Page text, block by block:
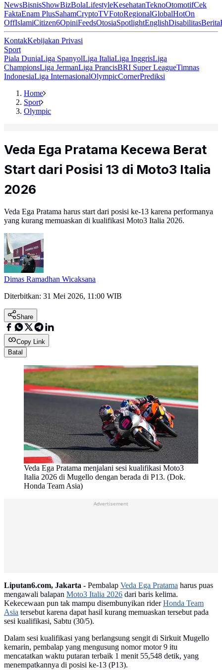
NewsBisnisShowBizBolaLifestyleKesehatanTeknoOtomotifCek
FaktaEnam PlusSahamCryptoTVFotoRegionalGlobalHotOn
OffIslamiCitizen6OpiniFeedsOtosiaSpotlightEnglishDisabilitasBerita
KontakKebijakan Privasi
Sport
Piala DuniaLiga SpanyolLiga ItaliaLiga InggrisLiga
ChampionsLiga JermanLiga PrancisBRI Super LeagueTimnas
IndonesiaLiga InternasionalOlympicCornerPrediksi
Home
Sport
Olympic
Veda Ega Pratama Kecewa Berat
Start dari Posisi 13 di Moto3 Italia
2026
Veda Ega Pratama harus start dari posisi ke-13 karena performanya
yang kurang memuaskan di kualifikasi Moto3 Italia 2026.
Dimas Ramadhan Wicaksana
Diterbitkan: 31 Mei 2026, 11:00 WIB
Share
Copy Link
Batal
Veda Ega Pratama menjalani sesi kualifikasi Moto3
Italia 2026 di Mugello dengan berada di P13. (Dok.
Honda Team Asia)
Advertisement
Liputan6.com, Jakarta - Pembalap Veda Ega Pratama harus puas
mengawali balapan Moto3 Italia 2026 dari baris kelima.
Kekecewaan pun tak mampu disembunyikan riderHonda Team
Asia tersebut karena dapat hasil kurang memuaskan tersebut pada
sesi kualifikasi, Sabtu (30/5).
Dalam sesi kualifikasi yang berlangsung sengit di Sirkuit Mugello
kemarin, pembalap yang mengusung nomor motor 9 itu
mencatatkan waktu putaran terbaik 1 menit 55,548 detik, yang
menempatkannya di posisi ke-13 (P13).